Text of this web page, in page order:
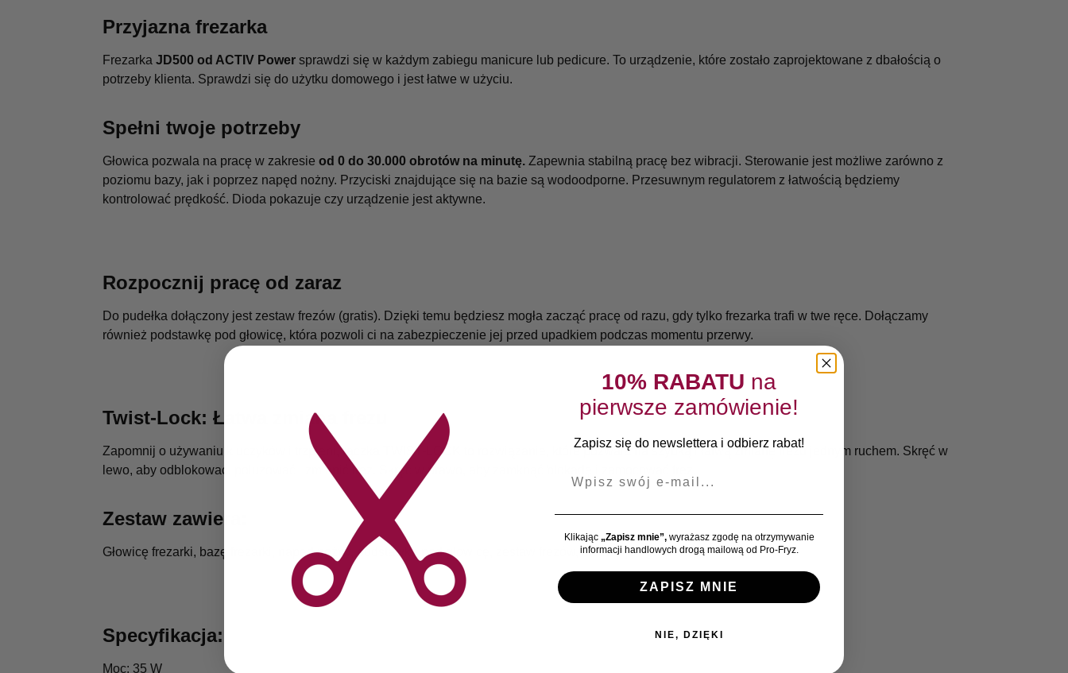
Przyjazna frezarka
Frezarka JD500 od ACTIV Powersprawdzi się w każdym zabiegu manicure lub pedicure. To urządzenie, które zostało zaprojektowane z dbałością o
potrzeby klienta. Sprawdzi się do użytku domowego i jest łatwe w użyciu.
Spełni twoje potrzeby
Głowica pozwala na pracę w zakresie od 0 do 30.000 obrotów na minutę.Zapewnia stabilną pracę bez wibracji. Sterowanie jest możliwe zarówno z
poziomu bazy, jak i poprzez napęd nożny. Przyciski znajdujące się na bazie są wodoodporne. Przesuwnym regulatorem z łatwością będziemy
kontrolować prędkość. Dioda pokazuje czy urządzenie jest aktywne.
Rozpocznij pracę od zaraz
Do pudełka dołączony jest zestaw frezów (gratis). Dzięki temu będziesz mogła zacząć pracę od razu, gdy tylko frezarka trafi w twe ręce. Dołączamy
również podstawkę pod głowicę, która pozwoli ci na zabezpieczenie jej przed upadkiem podczas momentu przerwy.
Twist-Lock: Łatwa zmiana frezu
Zapomnij o używaniu kluczyków i trzpieni, rączka TWIST-LOCK to rozwiązanie, które pozwala na szybką i łatwą zmianę frezu jednym ruchem. Skręć w
lewo, aby odblokować, poluzować i zmienić frez. Skręć w prawo, aby zamknąć blokadę i zamocować frez.
Zestaw zawiera:
Głowicę frezarki, bazę frezarki, napęd nożny, podstawkę pod głowicę, zestaw frezów, instrukcję i gwarancję.
Specyfikacja:
Moc: 35 W
10% RABATU na
pierwsze zamówienie!
Zapisz się do newslettera i odbierz rabat!
Klikając „Zapisz mnie”,wyrażasz zgodę na otrzymywanie
informacji handlowych drogą mailową od Pro-Fryz.
ZAPISZ MNIE
NIE, DZIĘKI